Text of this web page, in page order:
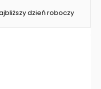
dzień roboczy